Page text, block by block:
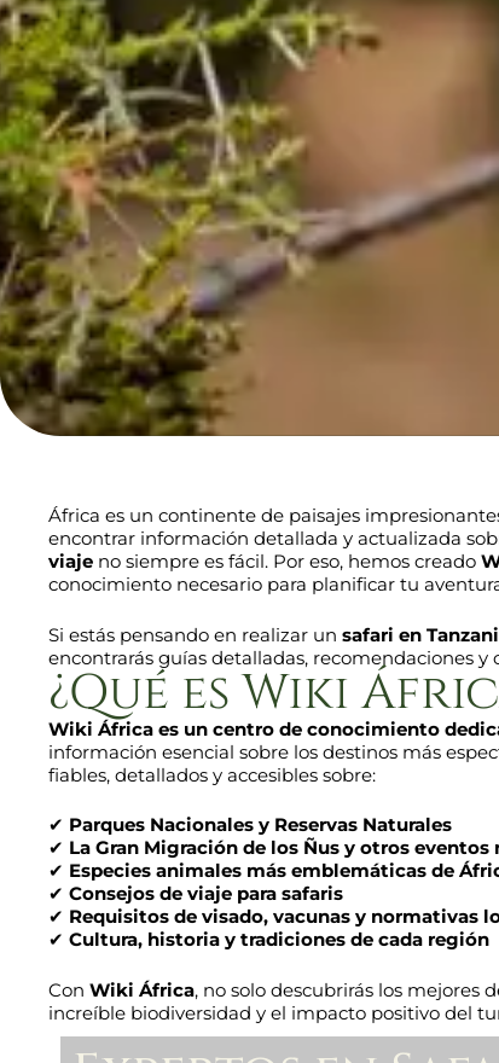
África es un continente de paisajes
encontrar información detallada y actualizada
viaje no siempre es fácil. Por eso, hemos creado
conocimiento necesario para planificar tu
Si estás pensando en realizar un safari en
encontrarás guías detalladas, recomendaciones
¿Qué es Wiki
Wiki África es un centro de conocimiento
información esencial sobre los destinos más
fiables, detallados y accesibles sobre:
✔ Parques Nacionales y Reservas Naturales
✔ La Gran Migración de los Ñus y otros eventos
✔ Especies animales más emblemáticas de
✔ Consejos de viaje para safaris
✔ Requisitos de visado, vacunas y normativas
✔ Cultura, historia y tradiciones de cada región
Con Wiki África, no solo descubrirás los mejores
increíble biodiversidad y el impacto positivo del